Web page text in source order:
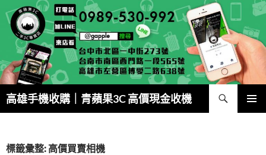
至
內
容
高雄手機收購｜青蘋果3C 高價現金收機
搜
尋
標籤彙整: 高價買賣相機